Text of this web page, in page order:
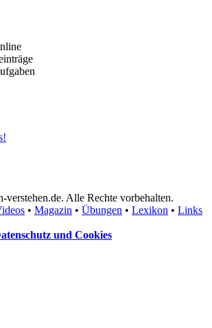
verstehen.de. Alle Rechte vorbehalten.
• Magazin • Übungen • Lexikon • Links
und Cookies